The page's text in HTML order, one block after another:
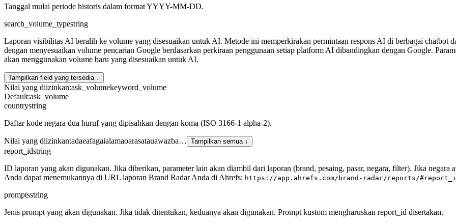
Tanggal mulai periode historis dalam format YYYY-MM-DD.
search_volume_typestring
Laporan visibilitas AI beralih ke volume yang disesuaikan untuk AI. Metode ini memperkirakan permintaan respons AI di berbagai chatbot
dengan menyesuaikan volume pencarian Google berdasarkan perkiraan penggunaan setiap platform AI dibandingkan dengan Google.
akan menggunakan volume baru yang disesuaikan untuk AI.
Tampilkan field yang tersedia ↓
Nilai yang diizinkan:ask_volumekeyword_volume
Default:ask_volume
countrystring
Daftar kode negara dua huruf yang dipisahkan dengan koma (ISO 3166-1 alpha-2).
Nilai yang diizinkan:adaeafagaialamaoarasatauawazba… Tampilkan semua ↓
report_idstring
ID laporan yang akan digunakan. Jika diberikan, parameter lain akan diambil dari laporan (brand, pesaing, pasar, negara, filter). Jika
Anda dapat menemukannya di URL laporan Brand Radar Anda di Ahrefs: https://app.ahrefs.com/brand-radar/reports/
promptsstring
Jenis prompt yang akan digunakan. Jika tidak ditentukan, keduanya akan digunakan. Prompt kustom mengharuskan report_id disertakan.